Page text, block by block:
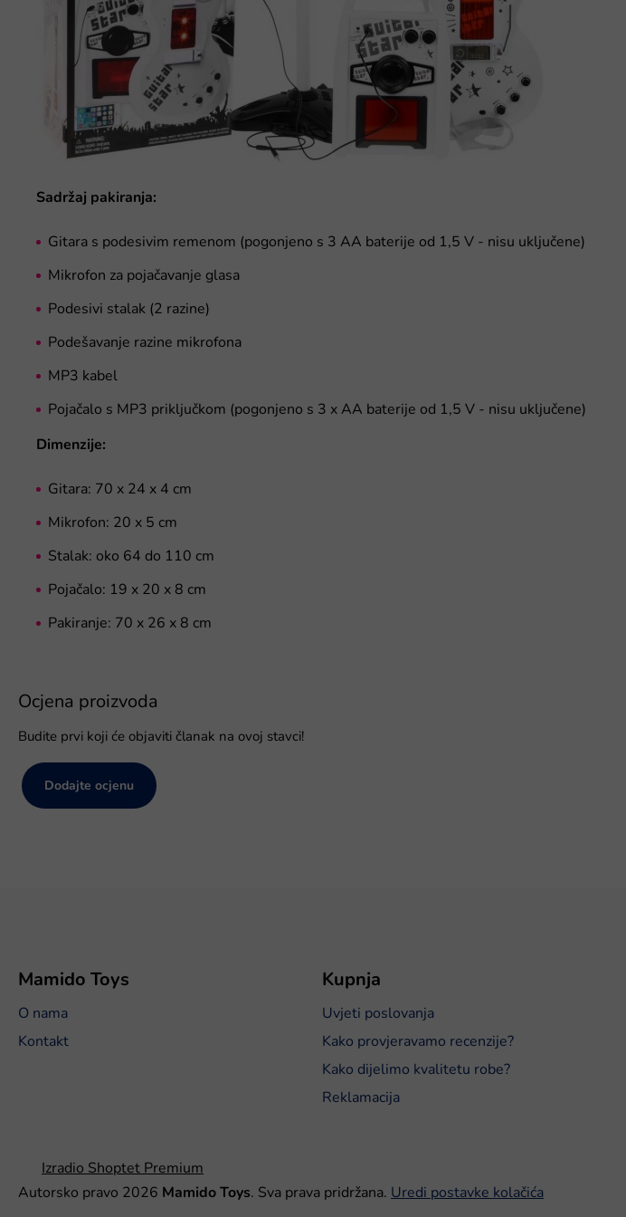
Sadržaj pakiranja:
Gitara s podesivim remenom (pogonjeno s 3 AA baterije od 1,5 V - nisu uključene)
Mikrofon za pojačavanje glasa
Podesivi stalak (2 razine)
Podešavanje razine mikrofona
MP3 kabel
Pojačalo s MP3 priključkom (pogonjeno s 3 x AA baterije od 1,5 V - nisu uključene)
Dimenzije:
Gitara: 70 x 24 x 4 cm
Mikrofon: 20 x 5 cm
Stalak: oko 64 do 110 cm
Pojačalo: 19 x 20 x 8 cm
Pakiranje: 70 x 26 x 8 cm
Ocjena proizvoda
Budite prvi koji će objaviti članak na ovoj stavci!
Dodajte ocjenu
Mamido Toys
O nama
Kontakt
Kupnja
Uvjeti poslovanja
Kako provjeravamo recenzije?
Kako dijelimo kvalitetu robe?
Reklamacija
Izradio Shoptet Premium
Autorsko pravo 2026 Mamido Toys. Sva prava pridržana. Uredi postavke kolačića